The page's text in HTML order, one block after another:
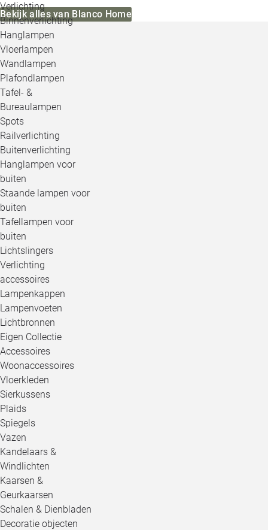
Verlichting
Binnenverlichting
Hanglampen
Vloerlampen
Wandlampen
Plafondlampen
Tafel- &
Bureaulampen
Spots
Railverlichting
Buitenverlichting
Hanglampen voor
buiten
Staande lampen voor
buiten
Tafellampen voor
buiten
Lichtslingers
Verlichting
accessoires
Lampenkappen
Lampenvoeten
Lichtbronnen
Eigen Collectie
Accessoires
Woonaccessoires
Vloerkleden
Sierkussens
Plaids
Spiegels
Vazen
Kandelaars &
Windlichten
Kaarsen &
Geurkaarsen
Schalen & Dienbladen
Decoratie objecten
Bekijk alles van Blanco Home